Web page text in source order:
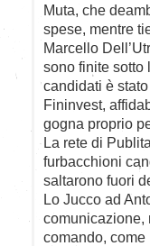
Muta, che
spese, mentre
Marcello
sono finite sotto
candidati è
Fininvest,
gogna proprio
La rete di
furbacchioni
saltarono fuori
Lo Jucco ad
comunicazione,
comando, come